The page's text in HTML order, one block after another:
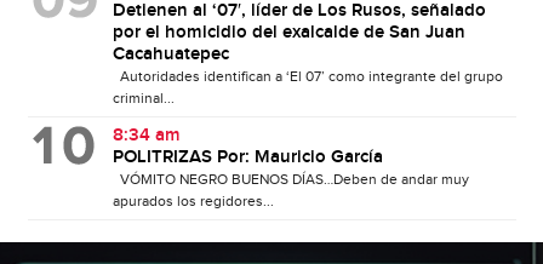
Detienen al ‘07′, líder de Los Rusos, señalado
por el homicidio del exalcalde de San Juan
Cacahuatepec
Autoridades identifican a ‘El 07’ como integrante del grupo
criminal...
8:34 am
POLITRIZAS Por: Mauricio García
VÓMITO NEGRO BUENOS DÍAS…Deben de andar muy
apurados los regidores...